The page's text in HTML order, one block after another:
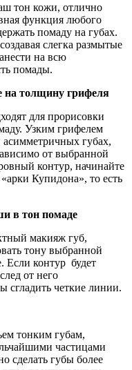
тон кожи, отлично
функция любого
помаду на губах.
слегка размытые
на всю
помады.
на толщину грифеля
для прорисовки
Узким грифелем
асимметричных губах,
от выбранной
контур, начинайте
Купидона», то есть
в тон помаде
макияж губ,
тону выбранной
Если контур будет
от него
сгладить четкие линии.
тонким губам,
частицами
сделать губы более